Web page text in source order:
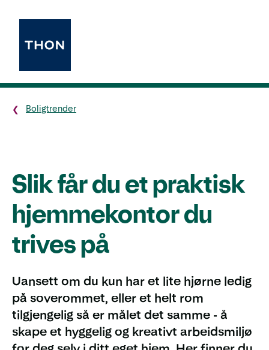
Boligtrender
Slik får du et praktisk
hjemmekontor du
trives på
Uansett om du kun har et lite hjørne ledig
på soverommet, eller et helt rom
tilgjengelig så er målet det samme - å
skape et hyggelig og kreativt arbeidsmiljø